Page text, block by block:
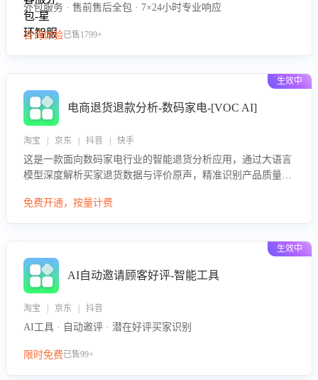
外包服务 · 售前售后全包 · 7×24小时专业响应
咨询体验已售1799+
生效中
电商退货退款分析-数码家电-[VOC AI]
淘宝 | 京东 | 抖音 | 快手
这是一款面向数码家电行业的智能退货分析应用，通过大语言
模型深度解析买家退货数据与评价原声，精准识别产品质量、
议，通过挖掘用户痛点驱动产品迭代，从根本上降低退货率，
免费开通，按量计费
生效中
AI自动邀请顾客好评-智能工具
淘宝 | 京东 | 抖音
AI工具 · 自动邀评 · 潜在好评买家识别
限时免费已售99+